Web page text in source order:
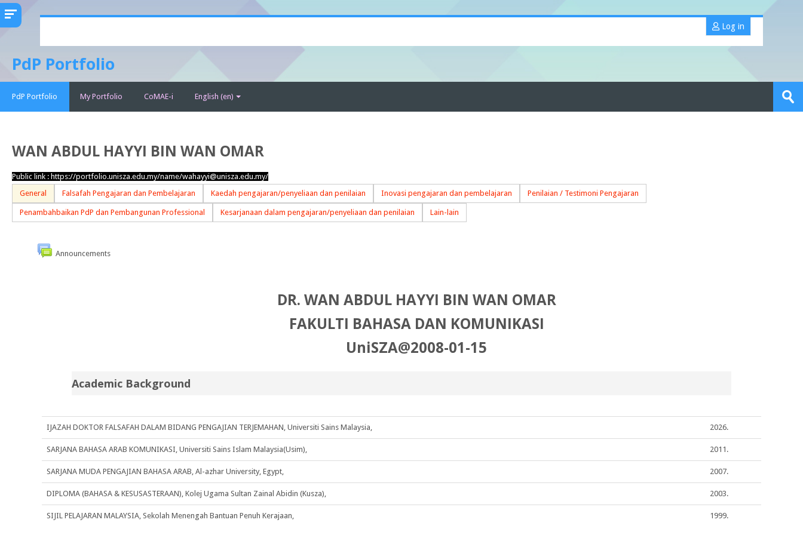
content
Log in
PdP Portfolio
PdP Portfolio My Portfolio CoMAE-i English ‎(en)‎
WAN ABDUL HAYYI BIN WAN OMAR
Public link : https://portfolio.unisza.edu.my/name/wahayyi@unisza.edu.my/
General
Falsafah Pengajaran dan Pembelajaran Kaedah pengajaran/penyeliaan dan penilaian Inovasi pengajaran dan pembelajaran Penilaian / Testimoni Pengajaran
Penambahbaikan PdP dan Pembangunan Professional Kesarjanaan dalam pengajaran/penyeliaan dan penilaian Lain-lain
Announcements
DR. WAN ABDUL HAYYI BIN WAN OMAR
FAKULTI BAHASA DAN KOMUNIKASI
UniSZA@2008-01-15
Academic Background
IJAZAH DOKTOR FALSAFAH DALAM BIDANG PENGAJIAN TERJEMAHAN, Universiti Sains Malaysia, 2026.
SARJANA BAHASA ARAB KOMUNIKASI, Universiti Sains Islam Malaysia(Usim), 2011.
SARJANA MUDA PENGAJIAN BAHASA ARAB, Al-azhar University, Egypt, 2007.
DIPLOMA (BAHASA & KESUSASTERAAN), Kolej Ugama Sultan Zainal Abidin (Kusza), 2003.
SIJIL PELAJARAN MALAYSIA, Sekolah Menengah Bantuan Penuh Kerajaan, 1999.